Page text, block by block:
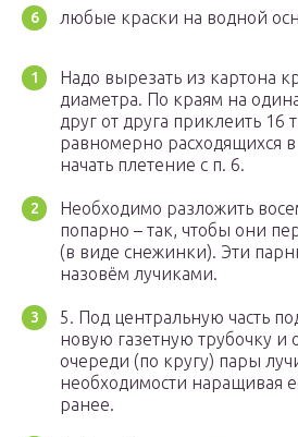
любые краски на водной
Надо вырезать из картона
диаметра. По краям на
друг от друга приклеить 16
равномерно расходящихся
начать плетение с п. 6.
Необходимо разложить
попарно – так, чтобы они
(в виде снежинки). Эти
назовём лучиками.
5. Под центральную часть
новую газетную трубочку и
очереди (по кругу) пары
необходимости наращивая
ранее.